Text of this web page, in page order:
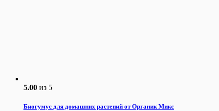
5.00 из 5
Биогумус для домашних растений от Органик Микс